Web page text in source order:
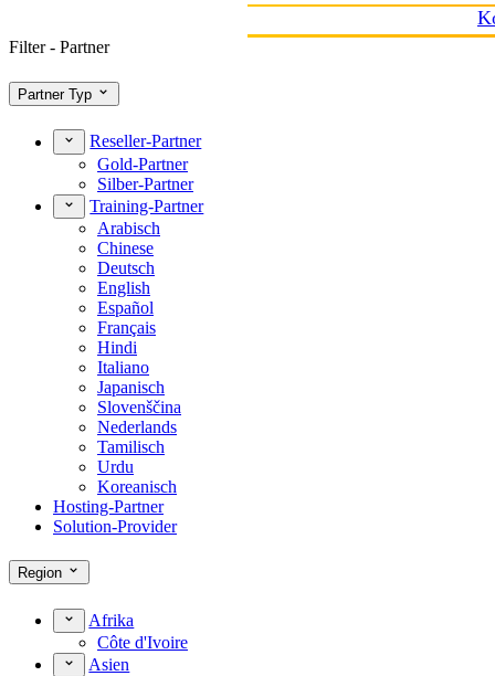
Filter - Partner
Partner Typ
Reseller-Partner
Gold-Partner
Silber-Partner
Training-Partner
Arabisch
Chinese
Deutsch
English
Español
Français
Hindi
Italiano
Japanisch
Slovenščina
Nederlands
Tamilisch
Urdu
Koreanisch
Hosting-Partner
Solution-Provider
Region
Afrika
Côte d'Ivoire
Asien